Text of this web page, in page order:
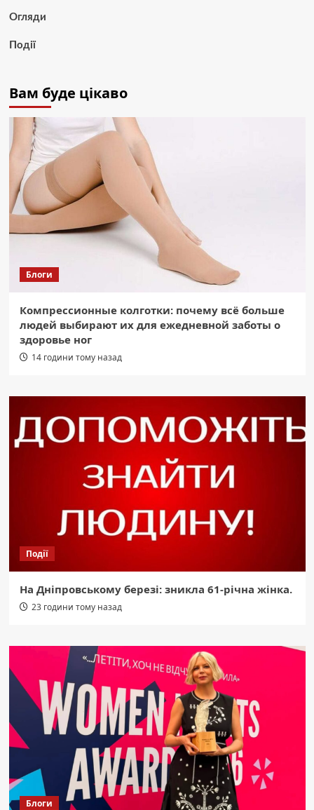
Огляди
Події
Вам буде цікаво
Блоги
Компрессионные колготки: почему всё больше
людей выбирают их для ежедневной заботы о
здоровье ног
14 години тому назад
Події
На Дніпровському березі: зникла 61-річна жінка.
23 години тому назад
Блоги